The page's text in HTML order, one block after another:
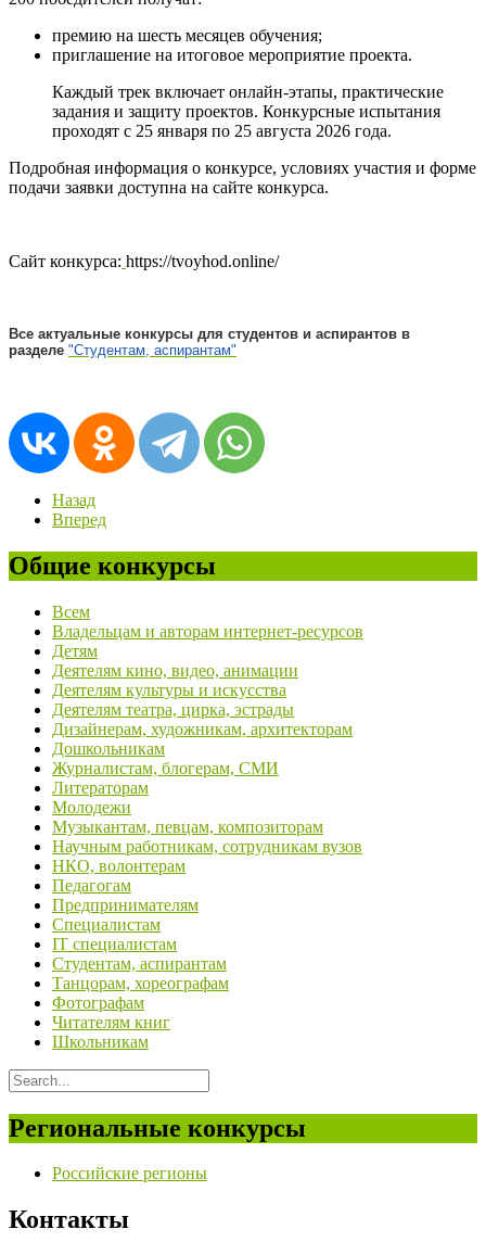
премию на шесть месяцев обучения;
приглашение на итоговое мероприятие проекта.
Каждый трек включает онлайн-этапы, практические
задания и защиту проектов. Конкурсные испытания
проходят с 25 января по 25 августа 2026 года.
Подробная информация о конкурсе, условиях участия и форме
подачи заявки доступна на сайте конкурса.
Сайт конкурса: https://tvoyhod.online/
Все актуальные конкурсы для студентов и аспирантов в
разделе "Студентам, аспирантам"
Назад
Вперед
Общие конкурсы
Всем
Владельцам и авторам интернет-ресурсов
Детям
Деятелям кино, видео, анимации
Деятелям культуры и искусства
Деятелям театра, цирка, эстрады
Дизайнерам, художникам, архитекторам
Дошкольникам
Журналистам, блогерам, СМИ
Литераторам
Молодежи
Музыкантам, певцам, композиторам
Научным работникам, сотрудникам вузов
НКО, волонтерам
Педагогам
Предпринимателям
Специалистам
IT специалистам
Студентам, аспирантам
Танцорам, хореографам
Фотографам
Читателям книг
Школьникам
Региональные конкурсы
Российские регионы
Контакты